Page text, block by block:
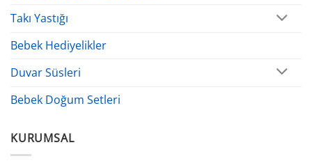
Takı Yastığı
Bebek Hediyelikler
Duvar Süsleri
Bebek Doğum Setleri
KURUMSAL